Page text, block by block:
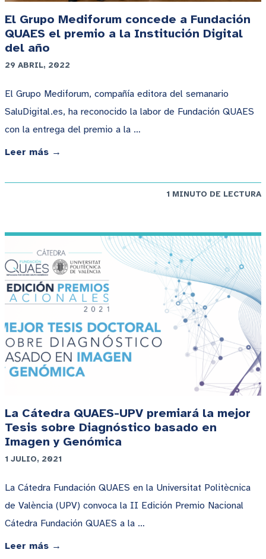
El Grupo Mediforum concede a Fundación
QUAES el premio a la Institución Digital
del año
29 ABRIL, 2022
El Grupo Mediforum, compañía editora del semanario
SaluDigital.es, ha reconocido la labor de Fundación QUAES
con la entrega del premio a la …
Leer más →
1 MINUTO DE LECTURA
La Cátedra QUAES-UPV premiará la mejor
Tesis sobre Diagnóstico basado en
Imagen y Genómica
1 JULIO, 2021
La Cátedra Fundación QUAES en la Universitat Politècnica
de València (UPV) convoca la II Edición Premio Nacional
Cátedra Fundación QUAES a la …
Leer más →